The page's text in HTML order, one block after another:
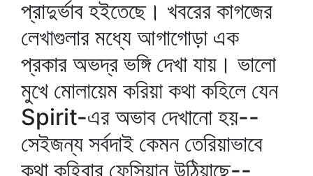
প্রাদুর্ভাব হইতেছে। খবরের কাগজের
লেখাগুলার মধ্যে আগাগোড়া এক
প্রকার অভদ্র ভঙ্গি দেখা যায়। ভালো
মুখে মোলায়েম করিয়া কথা কহিলে যেন
Spirit-এর অভাব দেখানো হয়--
সেইজন্য সর্বদাই কেমন তেরিয়াভাবে
কথা কহিবার ফেসিয়ান উঠিয়াছে--